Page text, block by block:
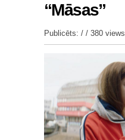
“Māsas”
Publicēts: / / 380 views